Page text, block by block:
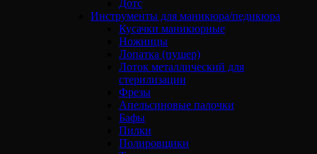
Дотс
Инструменты для маникюра/педикюра
Кусачки маникюрные
Ножницы
Лопатка (пушер)
Лоток металлический для
стерилизации
Фрезы
Апельсиновые палочки
Бафы
Пилки
Полировщики